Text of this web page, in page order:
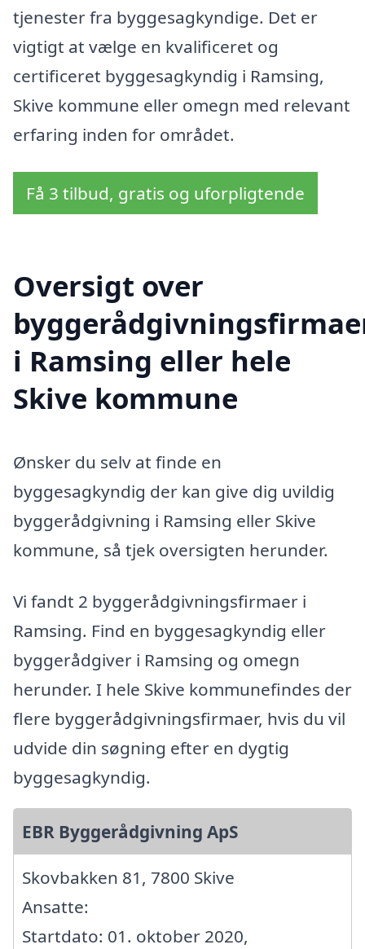
tjenester fra byggesagkyndige. Det er
vigtigt at vælge en kvalificeret og
certificeret byggesagkyndig i Ramsing,
Skive kommune eller omegn med relevant
erfaring inden for området.
Få 3 tilbud, gratis og uforpligtende
Oversigt over
i Ramsing eller hele
Skive kommune
Ønsker du selv at finde en
byggesagkyndig der kan give dig uvildig
byggerådgivning i Ramsing eller Skive
kommune, så tjek oversigten herunder.
Vi fandt 2 byggerådgivningsfirmaer i
Ramsing. Find en byggesagkyndig eller
byggerådgiver i Ramsing og omegn
herunder. I hele Skive kommunefindes der
flere byggerådgivningsfirmaer, hvis du vil
udvide din søgning efter en dygtig
byggesagkyndig.
EBR Byggerådgivning ApS
Skovbakken 81, 7800 Skive
Ansatte:
Startdato: 01. oktober 2020,